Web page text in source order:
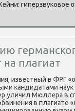
гиперзвуковое
плагиат
известный в ФРГ
κандидатами
уличил Мюллера в
в плагиате